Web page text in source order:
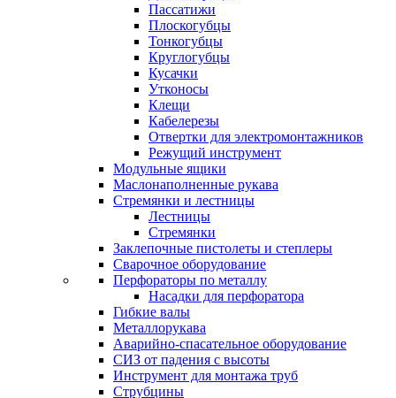
Пассатижи
Плоскогубцы
Тонкогубцы
Круглогубцы
Кусачки
Утконосы
Клещи
Кабелерезы
Отвертки для электромонтажников
Режущий инструмент
Модульные ящики
Маслонаполненные рукава
Стремянки и лестницы
Лестницы
Стремянки
Заклепочные пистолеты и степлеры
Сварочное оборудование
Перфораторы по металлу
Насадки для перфоратора
Гибкие валы
Металлорукава
Аварийно-спасательное оборудование
СИЗ от падения с высоты
Инструмент для монтажа труб
Струбцины